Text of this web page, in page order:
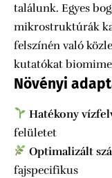
találunk. Egyes
mikrostruktúrák
felszínén való
kutatókat
Növényi
Hatékony
felületet
Optimalizált
fajspecifikus